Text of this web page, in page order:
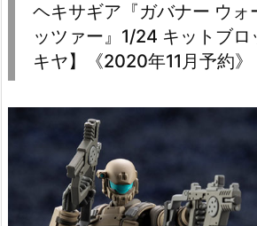
ヘキサギア『ガバナー ウォ
ッツァー』1/24 キットブ
キヤ】《2020年11月予約》